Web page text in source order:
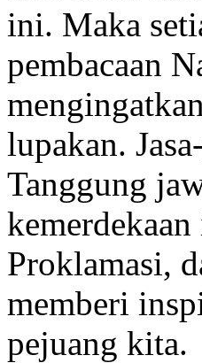
ini. Maka
pembacaan
lupakan.
Tanggung
Proklamasi,
memberi
pejuang kita.